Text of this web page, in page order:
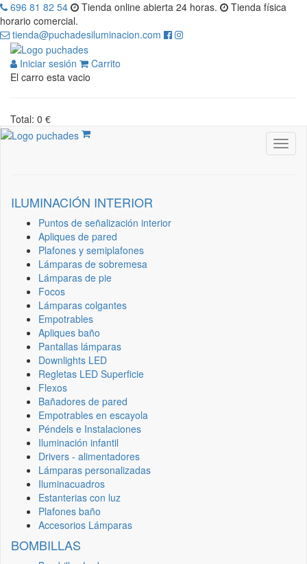
696 81 82 54 Tienda online abierta 24 horas.
Tienda física
horario comercial.
tienda@puchadesiluminacion.com
Iniciar sesión
Carrito
El carro esta vacio
Total: 0 €
ILUMINACIÓN INTERIOR
Puntos de señalización interior
Apliques de pared
Plafones y semiplafones
Lámparas de sobremesa
Lámparas de pie
Focos
Lámparas colgantes
Empotrables
Apliques baño
Pantallas lámparas
Downlights LED
Regletas LED Superficie
Flexos
Bañadores de pared
Empotrables en escayola
Péndels e Instalaciones
Iluminación infantil
Drivers - alimentadores
Lámparas personalizadas
Iluminacuadros
Estanterias con luz
Plafones baño
Accesorios Lámparas
BOMBILLAS